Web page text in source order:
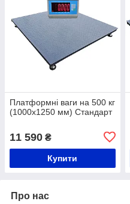
Платформні ваги на 500 кг
(1000х1250 мм) Стандарт
11 590 ₴
Купити
Про нас